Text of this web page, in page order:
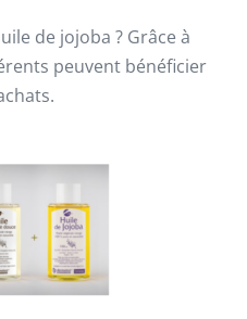
de jojoba ? Grâce à
peuvent bénéficier